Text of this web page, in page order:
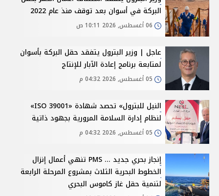
البركة في أسوان بعد توقف منذ عام 2022
عاجل | وزير البترول يتفقد حقل البركة بأسوان
لمتابعة برنامج إعادة الآبار للإنتاج
النيل للبترول» تحصد شهادة «ISO 39001»
لنظام إدارة السلامة المرورية بجهود ذاتية
إنجاز بحري جديد ... PMS تنهي أعمال إنزال
الخطوط البحرية الثلاث بمشروع المرحلة الرابعة
لتنمية حقل غاز كاموس البحري